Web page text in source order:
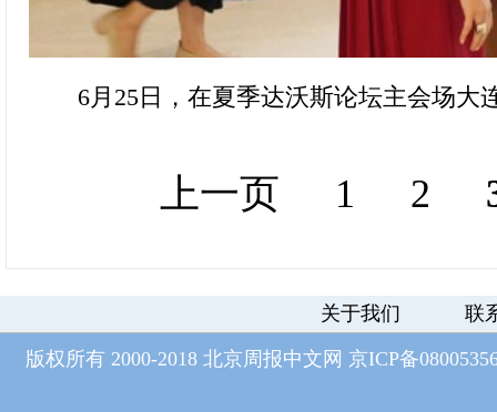
6月25日，在夏季达沃斯论坛主会场大
上一页 1 2
关于我们 联
版权所有 2000-2018 北京周报中文网 京ICP备